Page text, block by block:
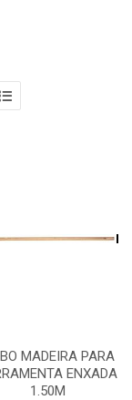
MADEIRA PARA
ENXADA
1.50M